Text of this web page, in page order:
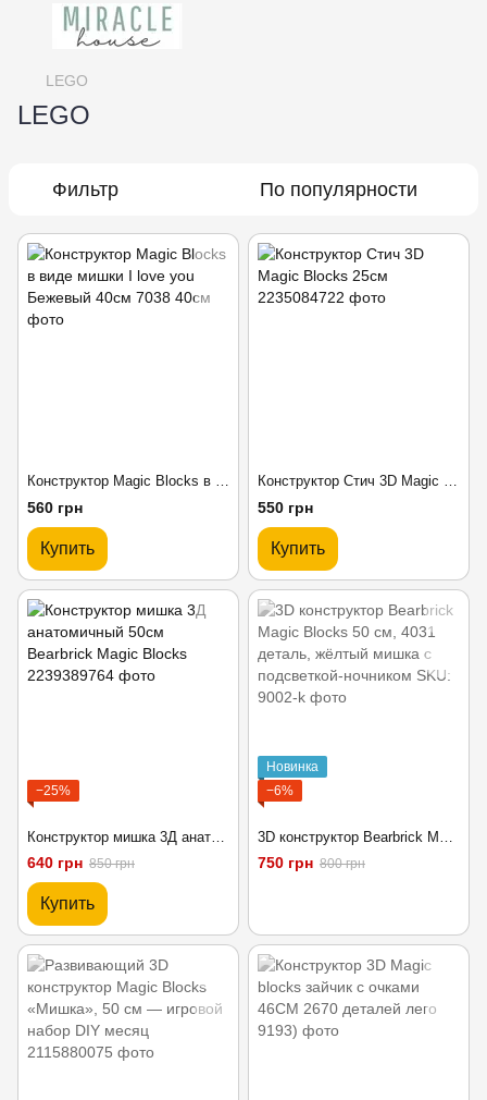
LEGO
LEGO
Фильтр По популярности
Конструктор Magic Blocks в виде мишки I love you Бежевый 40см, Бежевый
560 грн
Купить
Конструктор Стич 3D Magic Blocks 25см
550 грн
Купить
−25%
640 грн 850 грн
Купить
Новинка
−6%
750 грн 800 грн